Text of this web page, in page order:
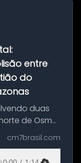
entre
do
duas
de Osmar
no município
interior do
cm7brasil.com